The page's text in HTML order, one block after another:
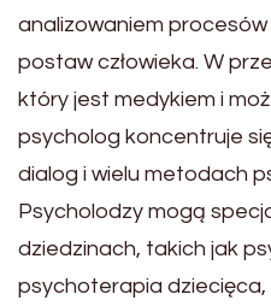
analizowaniem
postaw człowieka. W
który jest medykiem i
psycholog koncentruje
dialog i wielu metodach
Psycholodzy mogą
dziedzinach, takich jak
psychoterapia